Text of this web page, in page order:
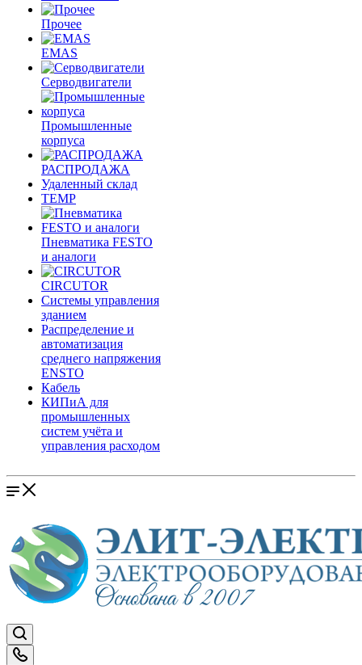
Прочее
EMAS
Cерводвигатели
Промышленные
корпуса
РАСПРОДАЖА
Удаленный склад
TEMP
Пневматика FESTO
и аналоги
CIRCUTOR
Системы управления
зданием
Распределение и
автоматизация
среднего напряжения
ENSTO
Кабель
КИПиА для
промышленных
систем учёта и
управления расходом